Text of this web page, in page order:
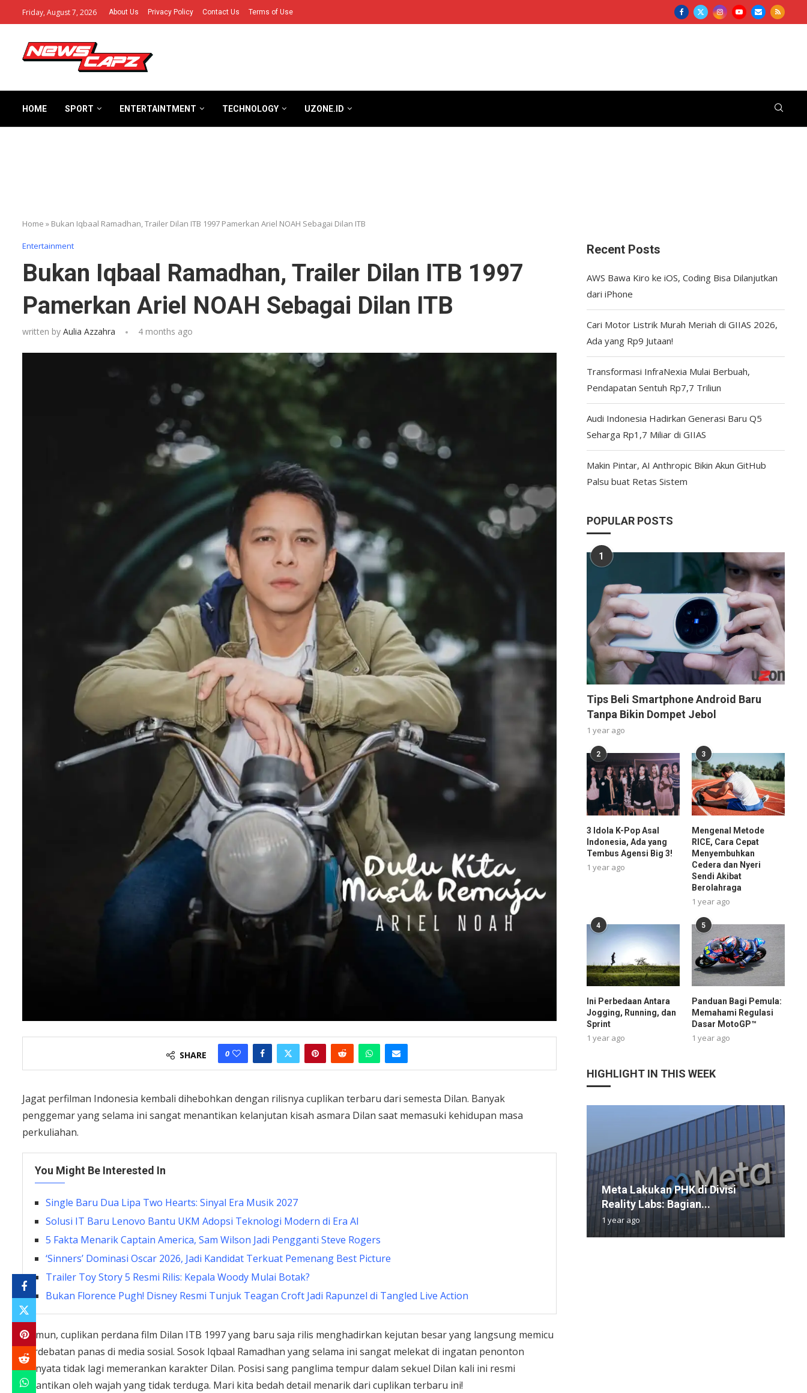
Friday, August 7, 2026 About Us Privacy Policy Contact Us Terms of Use
HOME SPORT ENTERTAINTMENT TECHNOLOGY UZONE.ID
Home » Bukan Iqbaal Ramadhan, Trailer Dilan ITB 1997 Pamerkan Ariel NOAH Sebagai Dilan ITB
Entertainment
Bukan Iqbaal Ramadhan, Trailer Dilan ITB 1997
Pamerkan Ariel NOAH Sebagai Dilan ITB
written by Aulia Azzahra 4 months ago
SHARE 0
Jagat perfilman Indonesia kembali dihebohkan dengan rilisnya cuplikan terbaru dari semesta Dilan. Banyak
penggemar yang selama ini sangat menantikan kelanjutan kisah asmara Dilan saat memasuki kehidupan masa
perkuliahan.
You Might Be Interested In
Single Baru Dua Lipa Two Hearts: Sinyal Era Musik 2027
Solusi IT Baru Lenovo Bantu UKM Adopsi Teknologi Modern di Era AI
5 Fakta Menarik Captain America, Sam Wilson Jadi Pengganti Steve Rogers
‘Sinners’ Dominasi Oscar 2026, Jadi Kandidat Terkuat Pemenang Best Picture
Trailer Toy Story 5 Resmi Rilis: Kepala Woody Mulai Botak?
Bukan Florence Pugh! Disney Resmi Tunjuk Teagan Croft Jadi Rapunzel di Tangled Live Action
Namun, cuplikan perdana film Dilan ITB 1997 yang baru saja rilis menghadirkan kejutan besar yang langsung memicu
perdebatan panas di media sosial. Sosok Iqbaal Ramadhan yang selama ini sangat melekat di ingatan penonton
ternyata tidak lagi memerankan karakter Dilan. Posisi sang panglima tempur dalam sekuel Dilan kali ini resmi
digantikan oleh wajah yang tidak terduga. Mari kita bedah detail menarik dari cuplikan terbaru ini!
Recent Posts
AWS Bawa Kiro ke iOS, Coding Bisa Dilanjutkan
dari iPhone
Cari Motor Listrik Murah Meriah di GIIAS 2026,
Ada yang Rp9 Jutaan!
Transformasi InfraNexia Mulai Berbuah,
Pendapatan Sentuh Rp7,7 Triliun
Audi Indonesia Hadirkan Generasi Baru Q5
Seharga Rp1,7 Miliar di GIIAS
Makin Pintar, AI Anthropic Bikin Akun GitHub
Palsu buat Retas Sistem
POPULAR POSTS
1
Tips Beli Smartphone Android Baru
Tanpa Bikin Dompet Jebol
1 year ago
2
3 Idola K-Pop Asal
Indonesia, Ada yang
Tembus Agensi Big 3!
1 year ago
3
Mengenal Metode
RICE, Cara Cepat
Menyembuhkan
Cedera dan Nyeri
Sendi Akibat
Berolahraga
1 year ago
4
Ini Perbedaan Antara
Jogging, Running, dan
Sprint
1 year ago
5
Panduan Bagi Pemula:
Memahami Regulasi
Dasar MotoGP™
1 year ago
HIGHLIGHT IN THIS WEEK
Meta Lakukan PHK di Divisi
Reality Labs: Bagian...
1 year ago